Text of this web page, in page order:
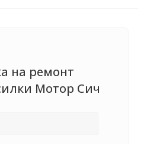
на ремонт
Мотор Сич